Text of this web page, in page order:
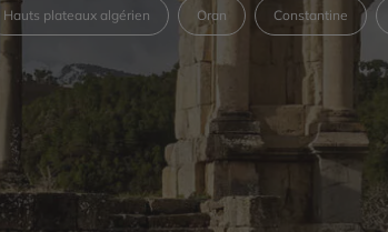
Hauts plateaux algérien Oran Constantine